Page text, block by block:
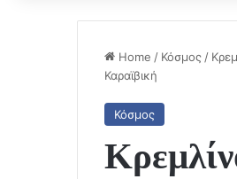
Home / Κόσμος /
Καραϊβική
Κόσμος